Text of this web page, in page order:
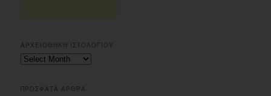
ΑΡΧΕΙΟΘΗΚΗ ΙΣΤΟΛΟΓΙΟΥ
Αρχειοθηκη
ΠΡΟΣΦΑΤΑ ΑΡΘΡΑ